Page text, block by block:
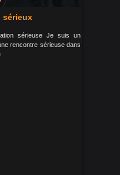
sérieux
sérieuse Je suis un
rencontre sérieuse dans